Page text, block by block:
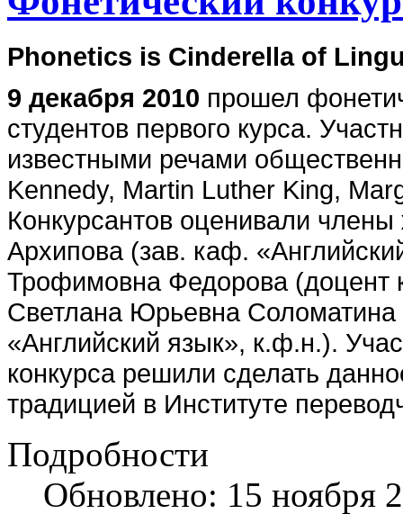
Phonetics is Cinderella of
9 декабря 2010 прошел
студентов первого курса.
известными речами
Kennedy, Martin Luther King,
Конкурсантов оценивали
Архипова (зав. каф.
Трофимовна Федорова (доцент
Светлана Юрьевна
«Английский язык», к.ф.н.).
конкурса решили сделать
традицией в Институте
Подробности
Обновлено: 15 ноября